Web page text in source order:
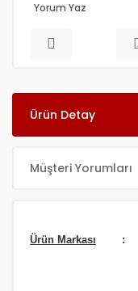
Yorum Yaz
Ürün Detay
Müşteri Yorumları
Ürün Markası :